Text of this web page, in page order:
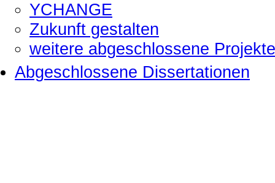
YCHANGE
Zukunft gestalten
weitere abgeschlossene Projekte
Abgeschlossene Dissertationen